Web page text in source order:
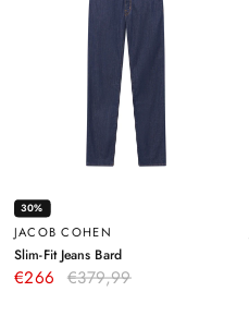
30%
JACOB COHEN
Slim-Fit Jeans Bard–
Dunkelblau
€266 €379,99